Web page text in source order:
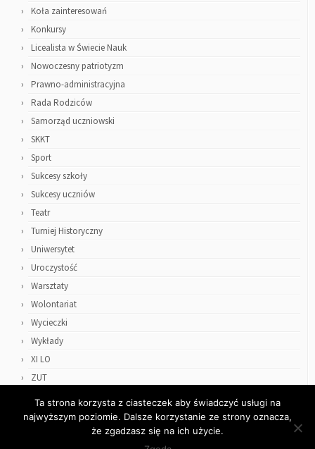
Koła zainteresowań
Konkursy
Licealista w Świecie Nauk
Nowoczesny patriotyzm
Prawno-administracyjna
Rada Rodziców
Samorząd uczniowski
SKKT
Sport
Sukcesy szkoły
Sukcesy uczniów
Teatr
Turniej Historyczny
Uniwersytet
Uroczystość
Warsztaty
Wolontariat
Wycieczki
Wykłady
XI LO
ZUT
Ta strona korzysta z ciasteczek aby świadczyć usługi na
najwyższym poziomie. Dalsze korzystanie ze strony oznacza,
że zgadzasz się na ich użycie.